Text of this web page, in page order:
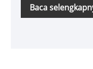
datang untuk
membeli.
Baca